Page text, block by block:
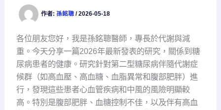
作者: 孫銘聰 /2026-05-18
各位朋友您好，我是孫銘聰醫師，專長於代謝與減
重。今天分享一篇2026年最新發表的研究，關係到糖
尿病患者的健康。研究針對第二型糖尿病伴隨代謝症
候群（如高血壓、高血糖、血脂異常和腹部肥胖）進
行，發現這些患者心血管疾病和中風的風險明顯較
高。特別是腹部肥胖、血糖控制不佳，以及伴有高血